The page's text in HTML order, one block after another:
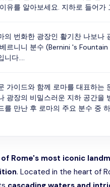
유를 알아보세요. 지하로 들어가
의 번화한 광장인 활기찬 나보나
르니니 분수 (Bernini 's
니다....
가이드와 함께 로마를 대표하는
광장의 비밀스러운 지하 공간을
를 만난 후 로마의 주요 분수 중
Rome's most iconic
. Located in the heart of